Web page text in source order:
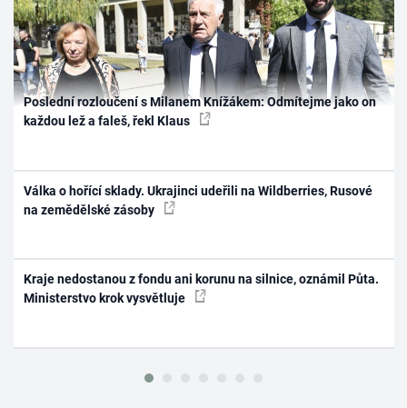
Poslední rozloučení s Milanem Knížákem: Odmítejme jako on
každou lež a faleš, řekl Klaus
Válka o hořící sklady. Ukrajinci udeřili na Wildberries, Rusové
na zemědělské zásoby
Kraje nedostanou z fondu ani korunu na silnice, oznámil Půta.
Ministerstvo krok vysvětluje